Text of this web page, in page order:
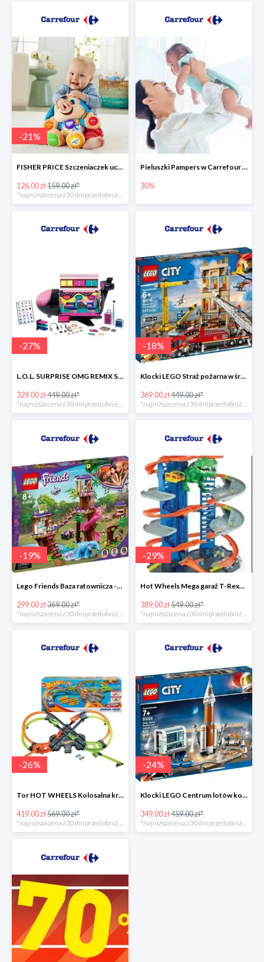
-21%
FISHER PRICE Szczeniaczek uczniaczek -21%
126.00 zł159.00 zł*
Pieluszki Pampers w Carrefour do -30%
30%
-27%
L.O.L. SURPRISE OMG REMIX Samolot -27%
329.00 zł449.00 zł*
*najniższa cena z 30 dni przed obniżką
-18%
Klocki LEGO Straż pożarna w śródmieściu -18%
369.00 zł449.00 zł*
*najniższa cena z 30 dni przed obniżką
-19%
Lego Friends Baza ratownicza -19%
299.00 zł369.00 zł*
-29%
Hot Wheels Mega garaż T-Rexa -29%
389.00 zł549.00 zł*
-26%
Tor HOT WHEELS Kolosalna kraksa -26%
419.00 zł569.00 zł*
*najniższa cena z 30 dni przed obniżką
-24%
Klocki LEGO Centrum lotów kosmicznych
349.00 zł459.00 zł*
*najniższa cena z 30 dni przed obniżką